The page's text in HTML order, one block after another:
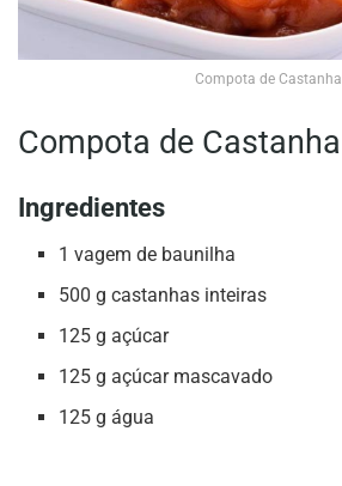
Compota de Castanha
Compota de Castanha
Ingredientes
1 vagem de baunilha
500 g castanhas inteiras
125 g açúcar
125 g açúcar mascavado
125 g água